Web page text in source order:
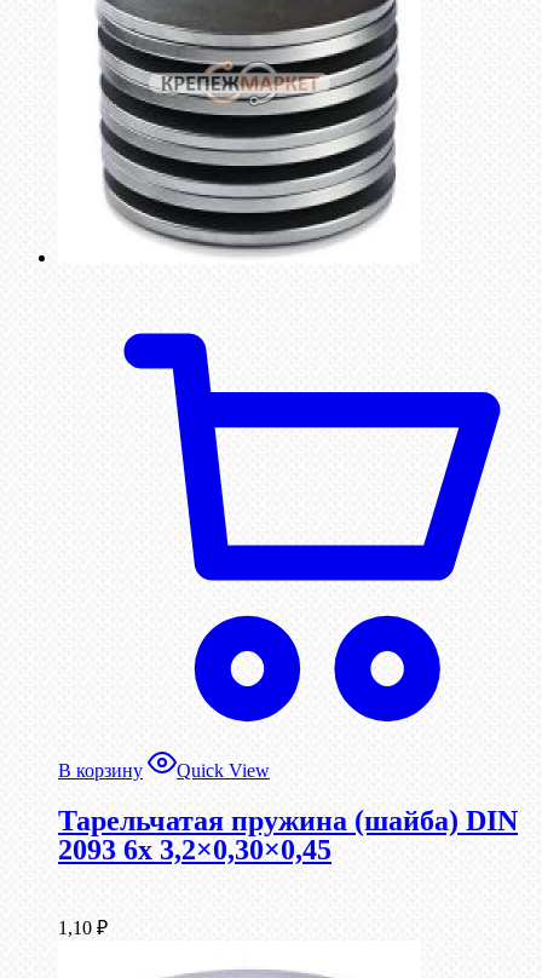
В корзину Quick View
Тарельчатая пружина (шайба) DIN
2093 6x 3,2×0,30×0,45
1,10 ₽